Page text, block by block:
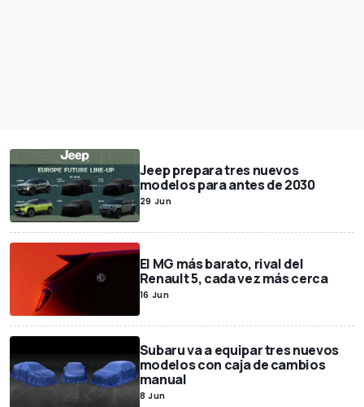
Jeep prepara tres nuevos
modelos para antes de 2030
29 Jun
El MG más barato, rival del
Renault 5, cada vez más cerca
16 Jun
Subaru va a equipar tres nuevos
modelos con caja de cambios
manual
8 Jun